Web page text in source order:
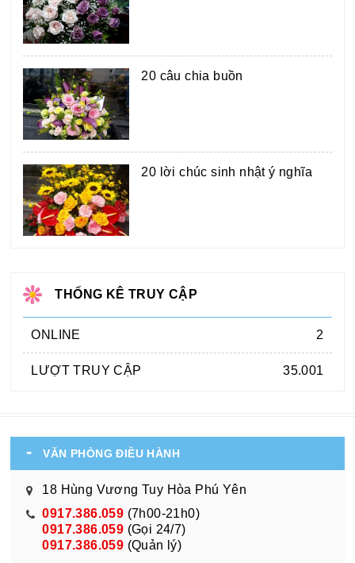
20 câu chia buồn
20 lời chúc sinh nhật ý nghĩa
THỐNG KÊ TRUY CẬP
ONLINE 2
LƯỢT TRUY CẬP 35.001
VĂN PHÒNG ĐIỀU HÀNH
18 Hùng Vương Tuy Hòa Phú Yên
0917.386.059 (7h00-21h0)
0917.386.059 (Gọi 24/7)
0917.386.059 (Quản lý)